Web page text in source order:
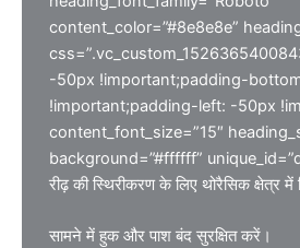
content_color=”#8e8e8e”
-50px !important;padding-
!important;padding-left: -50px
content_font_size=”15″
background=”#ffffff”
रीढ़ की स्थिरीकरण के लिए थोरैसिक क्षेत्र में
सामने में हुक और पाश बंद सुरक्षित करें।